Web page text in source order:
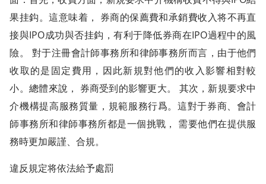
果挂鈎。這意味着， 券商的保薦費和承銷費收入将不再直
接與IPO成功與否挂鈎，有利于降低券商在IPO過程中的風
險。 對于注冊會計師事務所和律師事務所而言，由于他們
收取的是固定費用，因此新規對他們的收入影響相對較
小。總體來說， 券商受到的影響更大。 其次，新規要求中
介機構提高服務質量，規範服務行爲。這對于券商、會計
師事務所和律師事務所都是一個挑戰， 需要他們在提供服
務時更加嚴謹、合規。
違反規定将依法給予處罰